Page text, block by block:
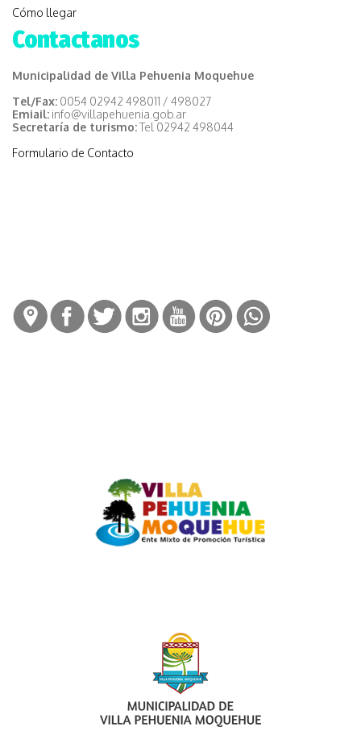
Cómo llegar
Contactanos
Municipalidad de Villa Pehuenia Moquehue
Tel/Fax: 0054 02942 498011 / 498027
Emiail: info@villapehuenia.gob.ar
Secretaría de turismo:Tel 02942 498044
Formulario de Contacto